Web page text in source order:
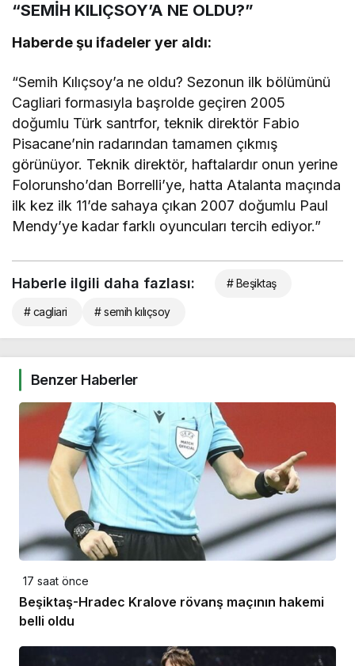
“SEMİH KILIÇSOY’A NE OLDU?”
Haberde şu ifadeler yer aldı:
“Semih Kılıçsoy’a ne oldu? Sezonun ilk bölümünü
Cagliari formasıyla başrolde geçiren 2005
doğumlu Türk santrfor, teknik direktör Fabio
Pisacane’nin radarından tamamen çıkmış
görünüyor. Teknik direktör, haftalardır onun yerine
Folorunsho’dan Borrelli’ye, hatta Atalanta maçında
ilk kez ilk 11’de sahaya çıkan 2007 doğumlu Paul
Mendy’ye kadar farklı oyuncuları tercih ediyor.”
Haberle ilgili daha fazlası: # Beşiktaş
# cagliari # semih kılıçsoy
Benzer Haberler
17 saat önce
Beşiktaş-Hradec Kralove rövanş maçının hakemi
belli oldu